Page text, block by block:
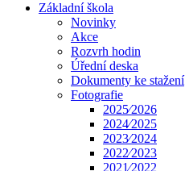
Základní škola
Novinky
Akce
Rozvrh hodin
Úřední deska
Dokumenty ke stažení
Fotografie
2025⁄2026
2024⁄2025
2023⁄2024
2022⁄2023
2021⁄2022